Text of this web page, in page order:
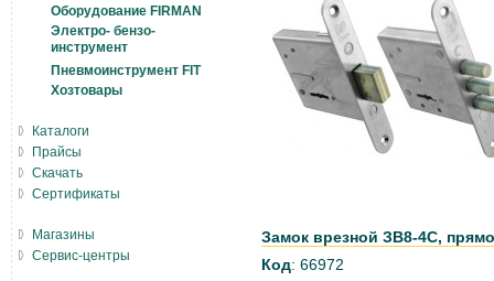
Замок врезной ЗВ8-4С,
Код: 66972
Оборудование FIRMAN
Электро- бензо-
инструмент
Пневмоинструмент FIT
Хозтовары
Каталоги
Прайсы
Скачать
Сертификаты
Магазины
Сервис-центры